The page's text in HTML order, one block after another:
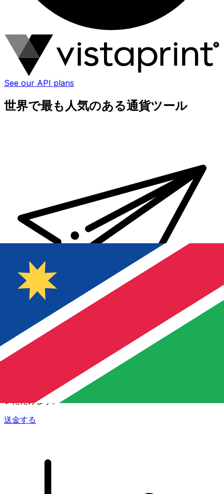
See our API plans
世界で最も人気のある通貨ツール
Xe 国際送金
オンラインの送金が迅速、安全、簡単に行えます。ライブの
追跡と通知に加え、柔軟な配信と支払いオプションをご利用
いただけます。
送金する